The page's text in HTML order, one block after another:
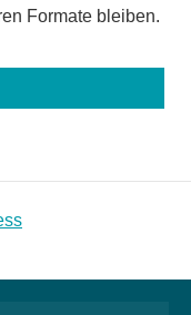
Formate bleiben.